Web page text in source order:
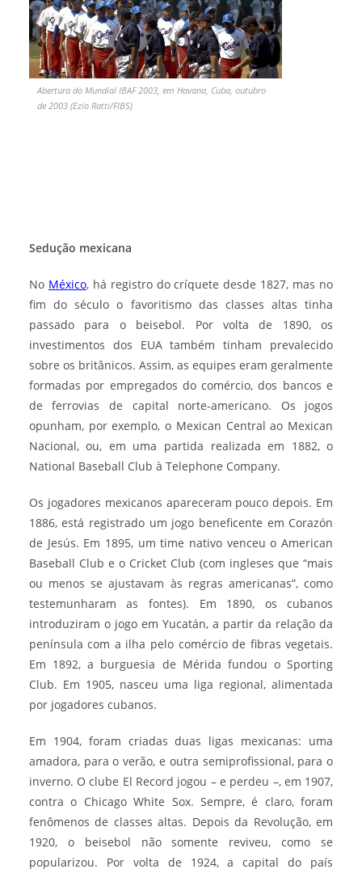
Abertura do Mundial IBAF 2003, em Havana, Cuba, outubro
de 2003 (Ezio Ratti/FIBS)
Sedução mexicana
No México, há registro do críquete desde 1827, mas no
fim do século o favoritismo das classes altas tinha
passado para o beisebol. Por volta de 1890, os
investimentos dos EUA também tinham prevalecido
sobre os britânicos. Assim, as equipes eram geralmente
formadas por empregados do comércio, dos bancos e
de ferrovias de capital norte-americano. Os jogos
opunham, por exemplo, o Mexican Central ao Mexican
Nacional, ou, em uma partida realizada em 1882, o
National Baseball Club à Telephone Company.
Os jogadores mexicanos apareceram pouco depois. Em
1886, está registrado um jogo beneficente em Corazón
de Jesús. Em 1895, um time nativo venceu o American
Baseball Club e o Cricket Club (com ingleses que “mais
ou menos se ajustavam às regras americanas”, como
testemunharam as fontes). Em 1890, os cubanos
introduziram o jogo em Yucatán, a partir da relação da
península com a ilha pelo comércio de fibras vegetais.
Em 1892, a burguesia de Mérida fundou o Sporting
Club. Em 1905, nasceu uma liga regional, alimentada
por jogadores cubanos.
Em 1904, foram criadas duas ligas mexicanas: uma
amadora, para o verão, e outra semiprofissional, para o
inverno. O clube El Record jogou – e perdeu –, em 1907,
contra o Chicago White Sox. Sempre, é claro, foram
fenômenos de classes altas. Depois da Revolução, em
1920, o beisebol não somente reviveu, como se
popularizou. Por volta de 1924, a capital do país